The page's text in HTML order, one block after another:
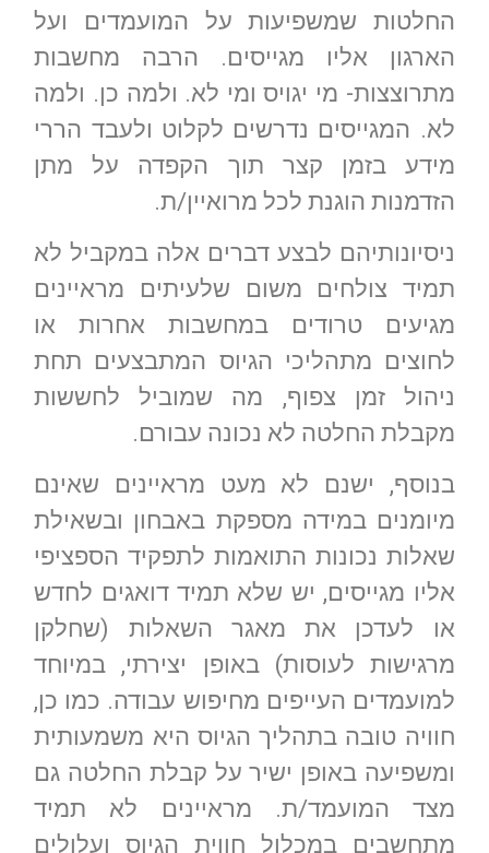
החלטות שמשפיעות על המועמדים ועל
הארגון אליו מגייסים. הרבה מחשבות
מתרוצצות- מי יגויס ומי לא. ולמה כן. ולמה
לא. המגייסים נדרשים לקלוט ולעבד הררי
מידע בזמן קצר תוך הקפדה על מתן
הזדמנות הוגנת לכל מרואיין/ת.
ניסיונותיהם לבצע דברים אלה במקביל לא
תמיד צולחים משום שלעיתים מראיינים
מגיעים טרודים במחשבות אחרות או
לחוצים מתהליכי הגיוס המתבצעים תחת
ניהול זמן צפוף, מה שמוביל לחששות
מקבלת החלטה לא נכונה עבורם.
בנוסף, ישנם לא מעט מראיינים שאינם
מיומנים במידה מספקת באבחון ובשאילת
שאלות נכונות התואמות לתפקיד הספציפי
אליו מגייסים, יש שלא תמיד דואגים לחדש
או לעדכן את מאגר השאלות (שחלקן
מרגישות לעוסות) באופן יצירתי, במיוחד
למועמדים העייפים מחיפוש עבודה. כמו כן,
חוויה טובה בתהליך הגיוס היא משמעותית
ומשפיעה באופן ישיר על קבלת החלטה גם
מצד המועמד/ת. מראיינים לא תמיד
מתחשבים במכלול חווית הגיוס ועלולים